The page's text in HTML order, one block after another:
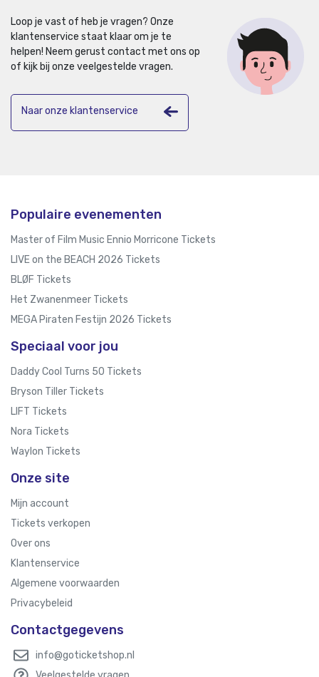
Loop je vast of heb je vragen? Onze
klantenservice staat klaar om je te
helpen! Neem gerust contact met ons op
of kijk bij onze veelgestelde vragen.
Naar onze klantenservice
Populaire evenementen
Master of Film Music Ennio Morricone Tickets
LIVE on the BEACH 2026 Tickets
BLØF Tickets
Het Zwanenmeer Tickets
MEGA Piraten Festijn 2026 Tickets
Speciaal voor jou
Daddy Cool Turns 50 Tickets
Bryson Tiller Tickets
LIFT Tickets
Nora Tickets
Waylon Tickets
Onze site
Mijn account
Tickets verkopen
Over ons
Klantenservice
Algemene voorwaarden
Privacybeleid
Contactgegevens
info@goticketshop.nl